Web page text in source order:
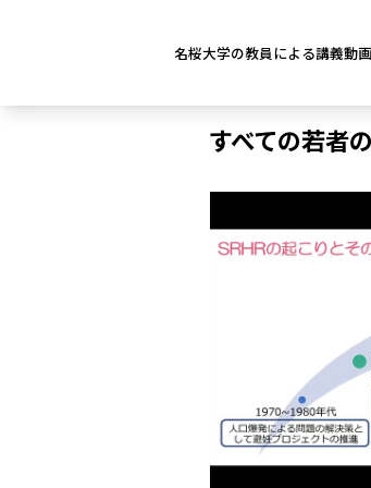
名桜大学の教員による講義動画
すべての若者